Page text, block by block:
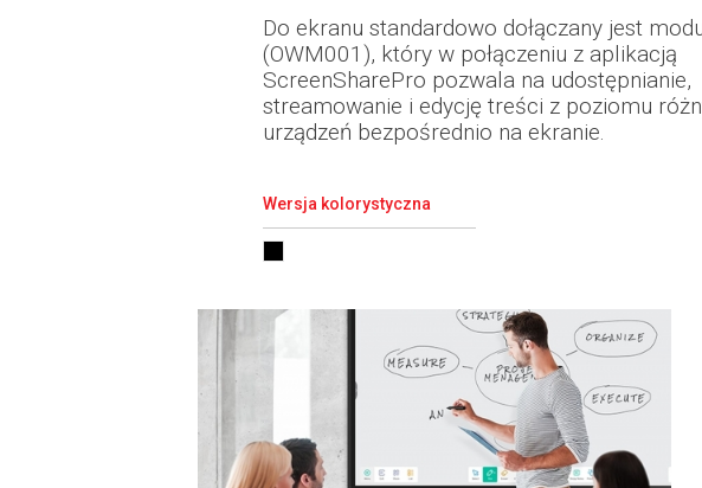
Do ekranu standardowo dołączany jest
(OWM001), który w połączeniu z aplikacją
ScreenSharePro pozwala na udostępnianie,
streamowanie i edycję treści z poziomu
urządzeń bezpośrednio na ekranie.
Wersja kolorystyczna